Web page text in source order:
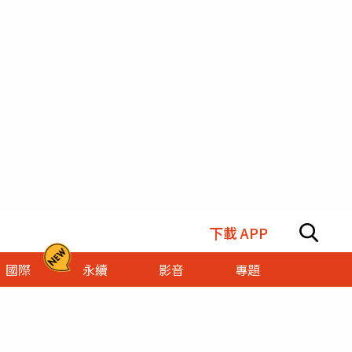
下載 APP
國際 永續 影音
專題